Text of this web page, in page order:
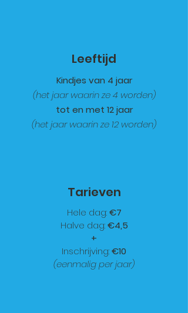
Leeftijd
Kindjes van 4 jaar
(het jaar waarin ze 4 worden)
tot en met 12 jaar
(het jaar waarin ze 12 worden)
Tarieven
Hele dag:€7
Halve dag:€4,5
+
Inschrijving:€10
(eenmalig per jaar)